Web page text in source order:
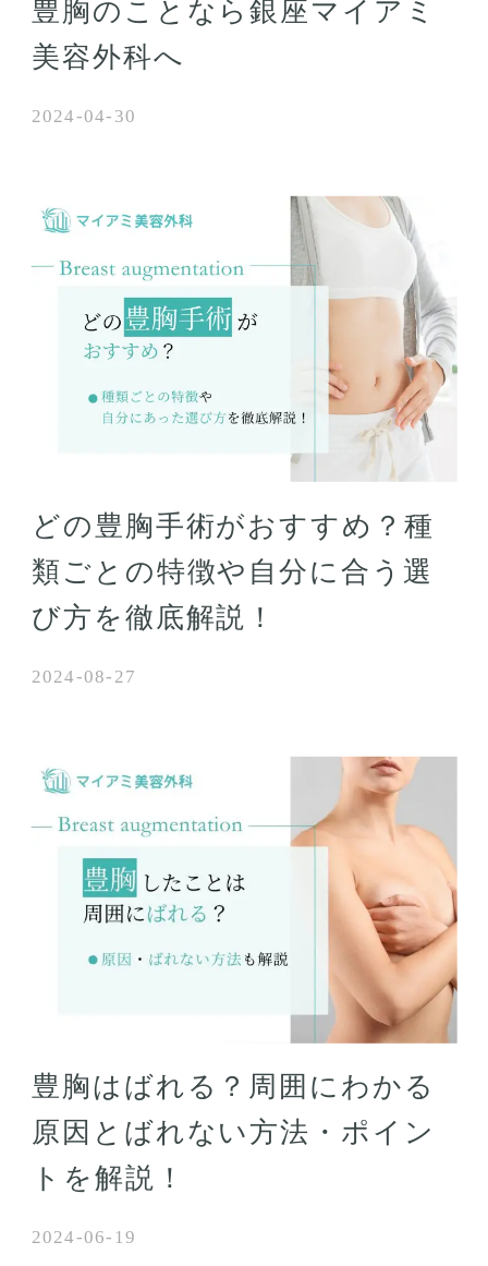
豊胸のことなら銀座マイアミ
美容外科へ
2024-04-30
どの豊胸手術がおすすめ？種
類ごとの特徴や自分に合う選
び方を徹底解説！
2024-08-27
豊胸はばれる？周囲にわかる
原因とばれない方法・ポイン
トを解説！
2024-06-19